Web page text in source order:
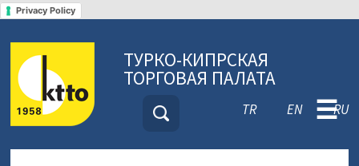
Privacy Policy
ТУРКО-КИПРСКАЯ
ТОРГОВАЯ ПАЛАТА
TR EN RU
☰